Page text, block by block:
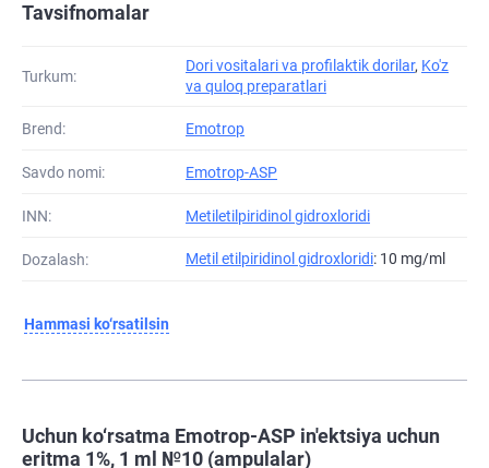
Tavsifnomalar
Turkum:
Dori vositalari va profilaktik dorilar, Ko'z
va quloq preparatlari
Brend: Emotrop
Savdo nomi: Emotrop-ASP
INN: Metiletilpiridinol gidroxloridi
Dozalash: Metil etilpiridinol gidroxloridi: 10 mg/ml
Hammasi ko‘rsatilsin
Uchun ko‘rsatma Emotrop-ASP in'ektsiya uchun
eritma 1%, 1 ml №10 (ampulalar)